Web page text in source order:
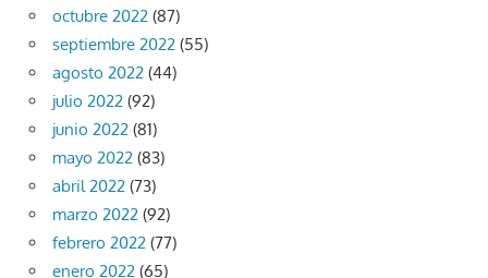
octubre 2022 (87)
septiembre 2022 (55)
agosto 2022 (44)
julio 2022 (92)
junio 2022 (81)
mayo 2022 (83)
abril 2022 (73)
marzo 2022 (92)
febrero 2022 (77)
enero 2022 (65)